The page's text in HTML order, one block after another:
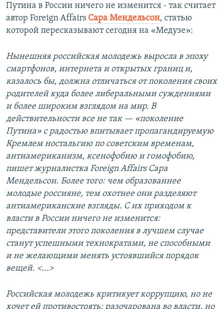
Путина в России ничего не изменится - так считает
автор Foreign Affairs Сара Мендельсон, статью
которой пересказывают сегодня на «Медузе»:
Нынешняя российская молодежь выросла в эпоху
смартфонов, интернета и открытых границ и,
казалось бы, должна отличаться от поколения своих
родителей куда более либеральными суждениями
и более широким взглядом на мир. В
действительности все не так — «поколение
Путина» с радостью впитывает пропагандируемую
Кремлем ностальгию по советским временам,
антиамериканизм, ксенофобию и гомофобию,
пишет журналистка Foreign Affairs Сара
Мендельсон. Более того: чем образованнее
молодые россияне, тем охотнее они разделяют
антиамериканские взгляды. С их приходом к
власти в России ничего не изменится:
представители этого поколения в лучшем случае
станут успешными технократами, не способными
и не желающими менять устоявшийся порядок
вещей. <…>
Российская молодежь критикует коррупцию, но не
хочет ей противостоять; разочарована во власти, но